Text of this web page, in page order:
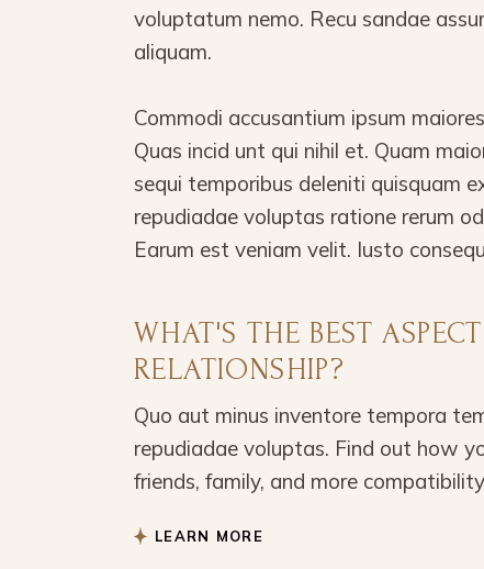
voluptatum nemo. Recu sandae
aliquam.
Commodi accusantium ipsum
Quas incid unt qui nihil et. Quam
sequi temporibus deleniti quisquam
repudiadae voluptas ratione rerum
Earum est veniam velit. Iusto
WHAT'S THE BEST
RELATIONSHIP?
Quo aut minus inventore tempora
repudiadae voluptas. Find out how
friends, family, and more
LEARN MORE